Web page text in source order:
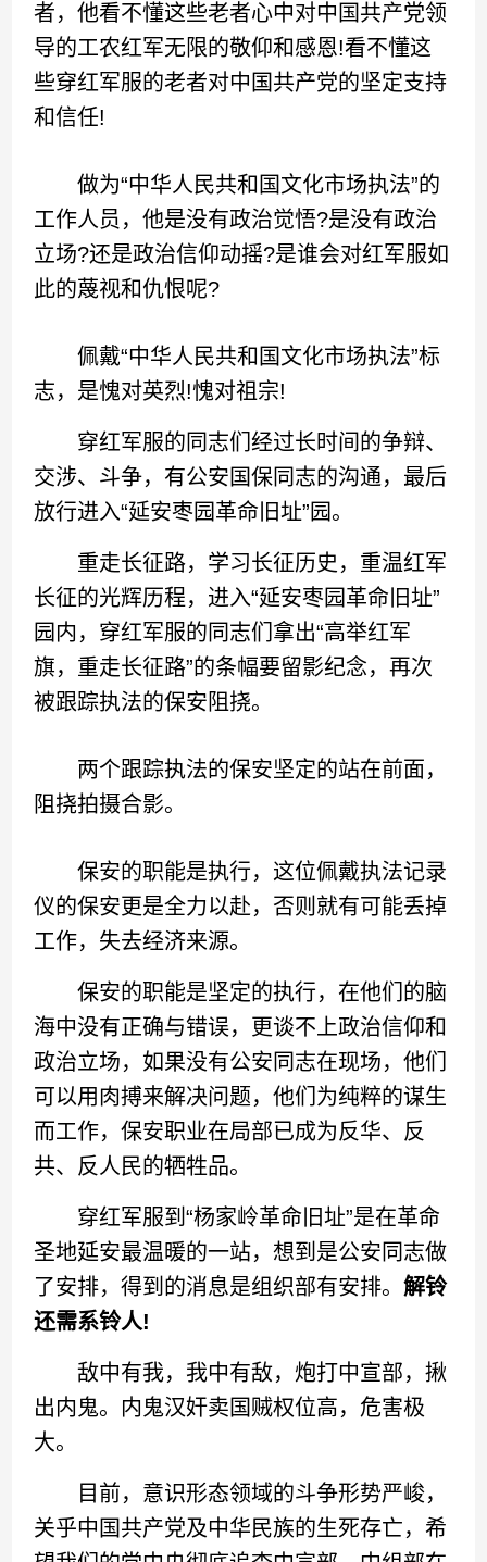
者，他看不懂这些老者心中对中国共产党领
导的工农红军无限的敬仰和感恩!看不懂这
些穿红军服的老者对中国共产党的坚定支持
和信任!
做为“中华人民共和国文化市场执法”的
工作人员，他是没有政治觉悟?是没有政治
立场?还是政治信仰动摇?是谁会对红军服如
此的蔑视和仇恨呢?
佩戴“中华人民共和国文化市场执法”标
志，是愧对英烈!愧对祖宗!
穿红军服的同志们经过长时间的争辩、
交涉、斗争，有公安国保同志的沟通，最后
放行进入“延安枣园革命旧址”园。
重走长征路，学习长征历史，重温红军
长征的光辉历程，进入“延安枣园革命旧址”
园内，穿红军服的同志们拿出“高举红军
旗，重走长征路”的条幅要留影纪念，再次
被跟踪执法的保安阻挠。
两个跟踪执法的保安坚定的站在前面，
阻挠拍摄合影。
保安的职能是执行，这位佩戴执法记录
仪的保安更是全力以赴，否则就有可能丢掉
工作，失去经济来源。
保安的职能是坚定的执行，在他们的脑
海中没有正确与错误，更谈不上政治信仰和
政治立场，如果没有公安同志在现场，他们
可以用肉搏来解决问题，他们为纯粹的谋生
而工作，保安职业在局部已成为反华、反
共、反人民的牺牲品。
穿红军服到“杨家岭革命旧址”是在革命
圣地延安最温暖的一站，想到是公安同志做
了安排，得到的消息是组织部有安排。解铃
还需系铃人!
敌中有我，我中有敌，炮打中宣部，揪
出内鬼。内鬼汉奸卖国贼权位高，危害极
大。
目前，意识形态领域的斗争形势严峻，
关乎中国共产党及中华民族的生死存亡，希